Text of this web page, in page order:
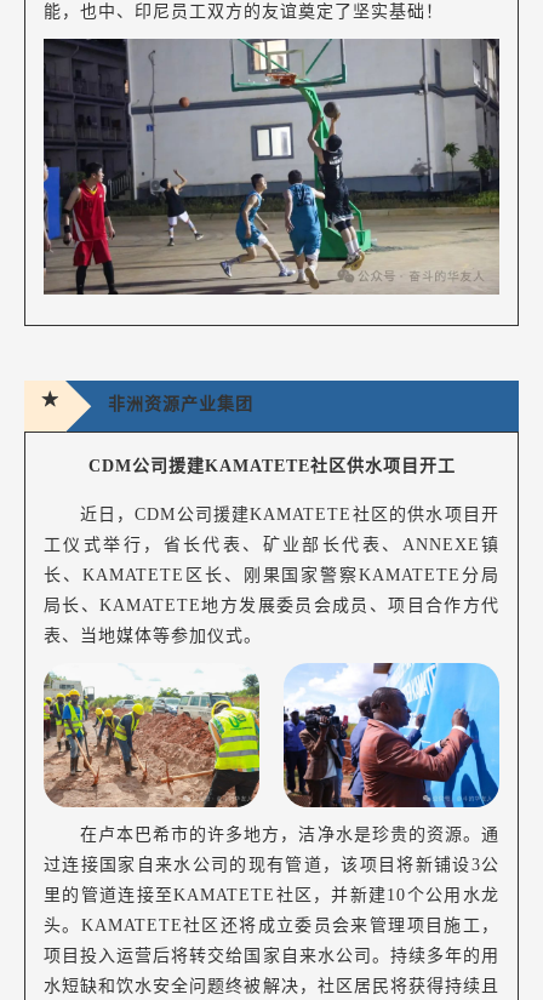
能，也中、印尼员工双方的友谊奠定了坚实基础！
★ 非洲资源产业集团
CDM公司援建KAMATETE社区供水项目开工
近日，CDM公司援建KAMATETE社区的供水项目开
工仪式举行，省长代表、矿业部长代表、ANNEXE镇
长、KAMATETE区长、刚果国家警察KAMATETE分局
局长、KAMATETE地方发展委员会成员、项目合作方代
表、当地媒体等参加仪式。
在卢本巴希市的许多地方，洁净水是珍贵的资源。通
过连接国家自来水公司的现有管道，该项目将新铺设3公
里的管道连接至KAMATETE社区，并新建10个公用水龙
头。KAMATETE社区还将成立委员会来管理项目施工，
项目投入运营后将转交给国家自来水公司。持续多年的用
水短缺和饮水安全问题终被解决，社区居民将获得持续且